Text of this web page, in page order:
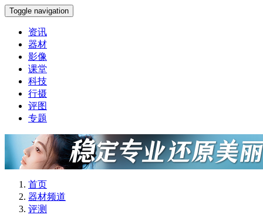
Toggle navigation
资讯
器材
影像
课堂
科技
行摄
评图
专题
首页
器材频道
评测